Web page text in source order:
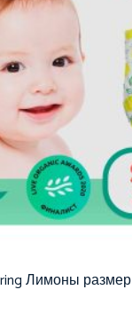
Лимоны